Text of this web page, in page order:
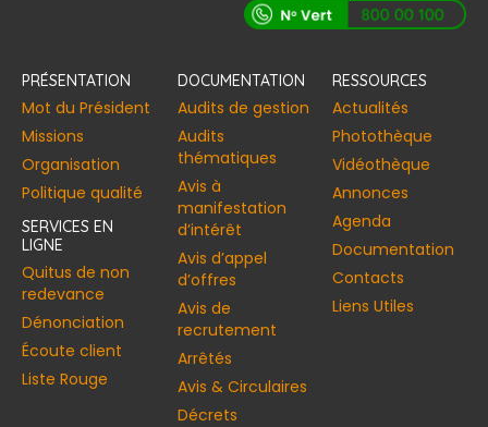
PRÉSENTATION
Mot du Président
Missions
Organisation
Politique qualité
SERVICES EN
LIGNE
Quitus de non
redevance
Dénonciation
Écoute client
Liste Rouge
DOCUMENTATION
Audits de gestion
Audits
thématiques
Avis à
manifestation
d’intérêt
Avis d’appel
d’offres
Avis de
recrutement
Arrêtés
Avis & Circulaires
Décrets
RESSOURCES
Actualités
Photothèque
Vidéothèque
Annonces​
Agenda
Documentation
Contacts
Liens Utiles